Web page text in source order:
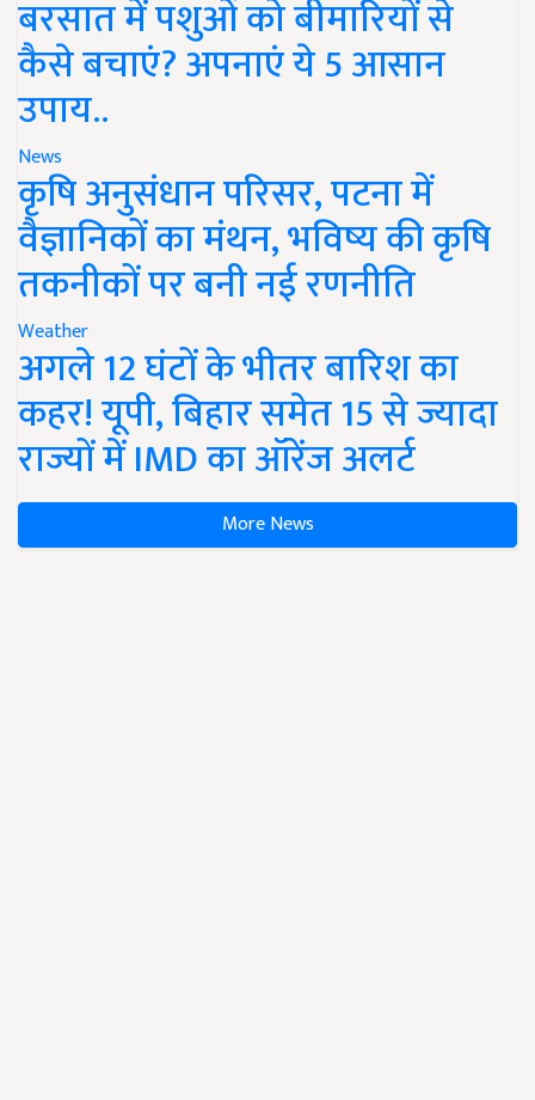
बरसात में पशुओं को बीमारियों से
कैसे बचाएं? अपनाएं ये 5 आसान
उपाय..
News
कृषि अनुसंधान परिसर, पटना में
वैज्ञानिकों का मंथन, भविष्य की कृषि
तकनीकों पर बनी नई रणनीति
Weather
अगले 12 घंटों के भीतर बारिश का
कहर! यूपी, बिहार समेत 15 से ज्यादा
राज्यों में IMD का ऑरेंज अलर्ट
More News